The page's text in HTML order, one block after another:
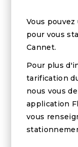
Vous
pour vous
Cannet.
Pour plus
tarification
nous vous
application
vous